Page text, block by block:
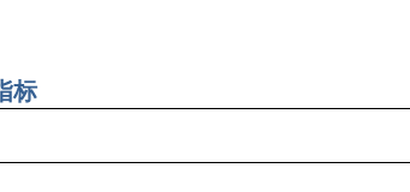
标